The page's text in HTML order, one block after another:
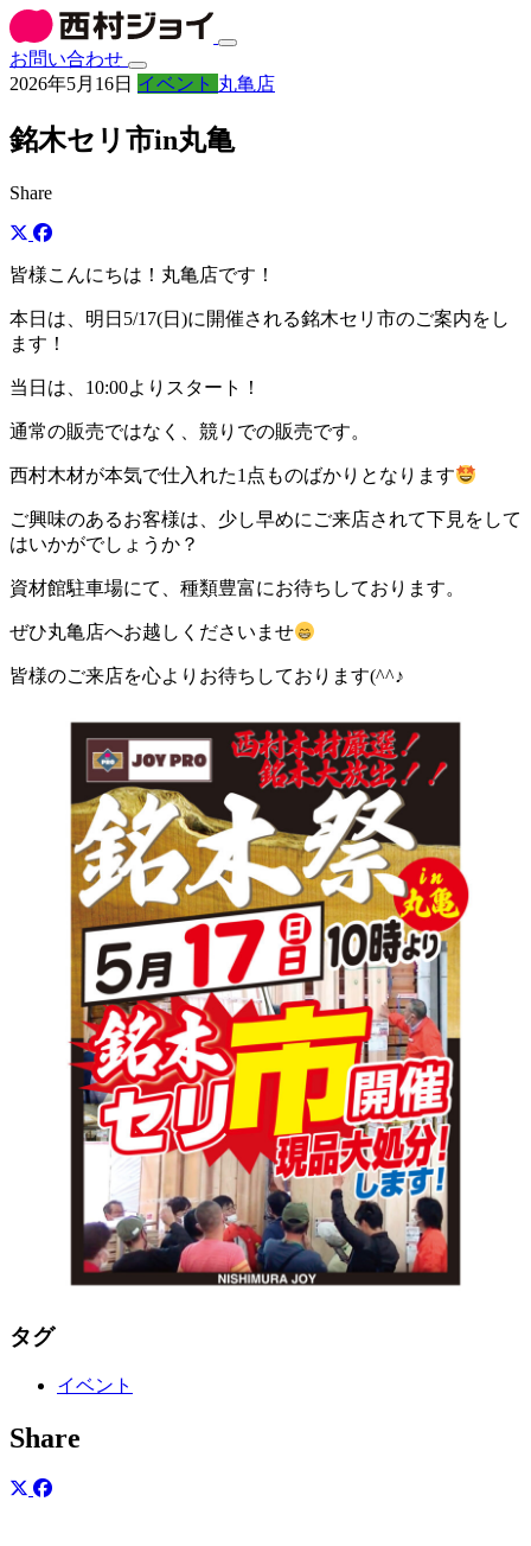
お問い合わせ
2026年5月16日 イベント 丸亀店
銘木セリ市in丸亀
Share
皆様こんにちは！丸亀店です！
本日は、明日5/17(日)に開催される銘木セリ市のご案内をし
ます！
当日は、10:00よりスタート！
通常の販売ではなく、競りでの販売です。
西村木材が本気で仕入れた1点ものばかりとなります
ご興味のあるお客様は、少し早めにご来店されて下見をして
はいかがでしょうか？
資材館駐車場にて、種類豊富にお待ちしております。
ぜひ丸亀店へお越しくださいませ
皆様のご来店を心よりお待ちしております(^^♪
タグ
イベント
Share